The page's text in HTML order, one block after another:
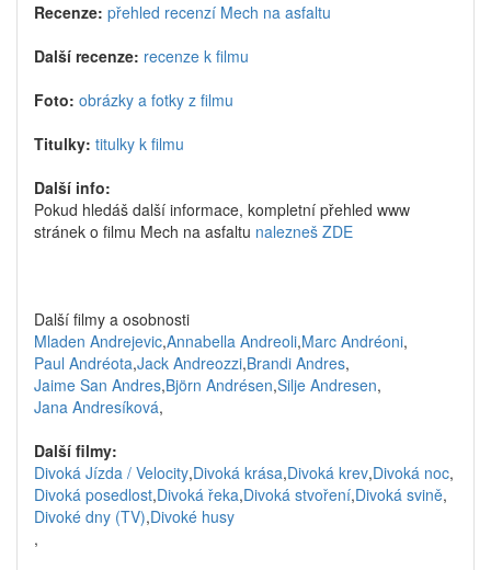
Recenze: přehled recenzí Mech na asfaltu
Další recenze: recenze k filmu
Foto: obrázky a fotky z filmu
Titulky: titulky k filmu
Další info:
Pokud hledáš další informace, kompletní přehled www
stránek o filmu Mech na asfaltu nalezneš ZDE
Další filmy a osobnosti
Mladen Andrejevic,Annabella Andreoli,Marc Andréoni,
Paul Andréota,Jack Andreozzi,Brandi Andres,
Jaime San Andres,Björn Andrésen,Silje Andresen,
Jana Andresíková,
Další filmy:
Divoká Jízda / Velocity,Divoká krása,Divoká krev,Divoká noc,
Divoká posedlost,Divoká řeka,Divoká stvoření,Divoká svině,
Divoké dny (TV),Divoké husy
,